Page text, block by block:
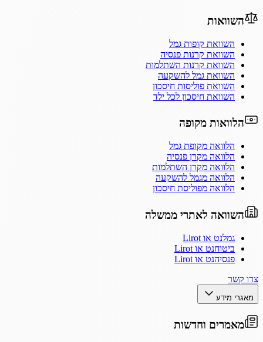
השוואות
השוואת קופות גמל
השוואת קרנות פנסיה
השוואת קרנות השתלמות
השוואת גמל להשקעה
השוואת פוליסות חיסכון
השוואת חיסכון לכל ילד
הלוואות מקופה
הלוואה מקופת גמל
הלוואה מקרן פנסיה
הלוואה מקרן השתלמות
הלוואה מגמל להשקעה
הלוואה מפוליסת חיסכון
השוואה לאתרי ממשלה
גמלנט או Lirot
ביטוחנט או Lirot
פנסיהנט או Lirot
צרו קשר
מאגרי מידע
מאמרים וחדשות